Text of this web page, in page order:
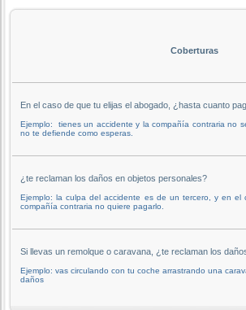
Coberturas
En el caso de que tu elijas el abogado, ¿hasta cuanto
Ejemplo: tienes un accidente y la compañía contraria no
no te defiende como esperas.
¿te reclaman los daños en objetos personales?
Ejemplo: la culpa del accidente es de un tercero, y en el
compañía contraria no quiere pagarlo.
Si llevas un remolque o caravana, ¿te reclaman los
Ejemplo: vas circulando con tu coche arrastrando una
daños